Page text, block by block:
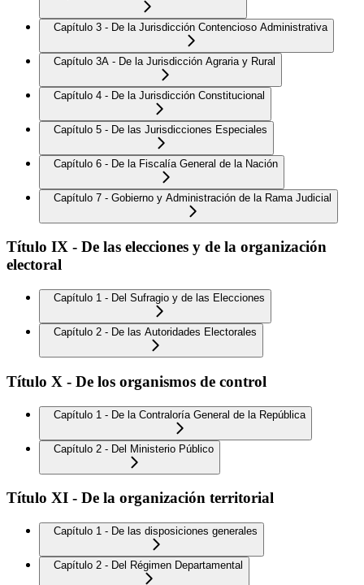
Capítulo 3 - De la Jurisdicción Contencioso Administrativa
Capítulo 3A - De la Jurisdicción Agraria y Rural
Capítulo 4 - De la Jurisdicción Constitucional
Capítulo 5 - De las Jurisdicciones Especiales
Capítulo 6 - De la Fiscalía General de la Nación
Capítulo 7 - Gobierno y Administración de la Rama Judicial
Título IX - De las elecciones y de la organización
electoral
Capítulo 1 - Del Sufragio y de las Elecciones
Capítulo 2 - De las Autoridades Electorales
Título X - De los organismos de control
Capítulo 1 - De la Contraloría General de la República
Capítulo 2 - Del Ministerio Público
Título XI - De la organización territorial
Capítulo 1 - De las disposiciones generales
Capítulo 2 - Del Régimen Departamental